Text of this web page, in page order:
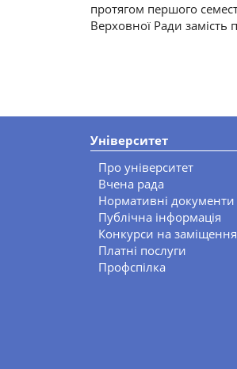
протягом першого
Верховної Ради замість
Університет
Про університет
Вчена рада
Нормативні документи
Публічна інформація
Конкурси на
Платні послуги
Профспілка